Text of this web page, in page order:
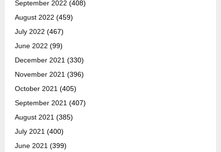
September 2022 (408)
August 2022 (459)
July 2022 (467)
June 2022 (99)
December 2021 (330)
November 2021 (396)
October 2021 (405)
September 2021 (407)
August 2021 (385)
July 2021 (400)
June 2021 (399)